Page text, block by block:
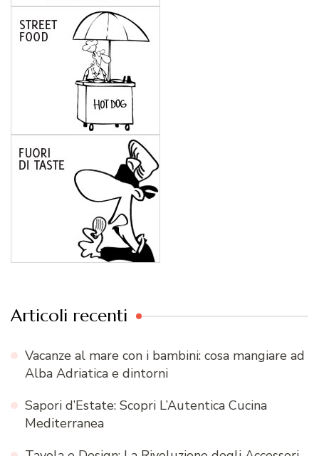
Articoli recenti
Vacanze al mare con i bambini: cosa mangiare ad
Alba Adriatica e dintorni
Sapori d’Estate: Scopri L’Autentica Cucina
Mediterranea